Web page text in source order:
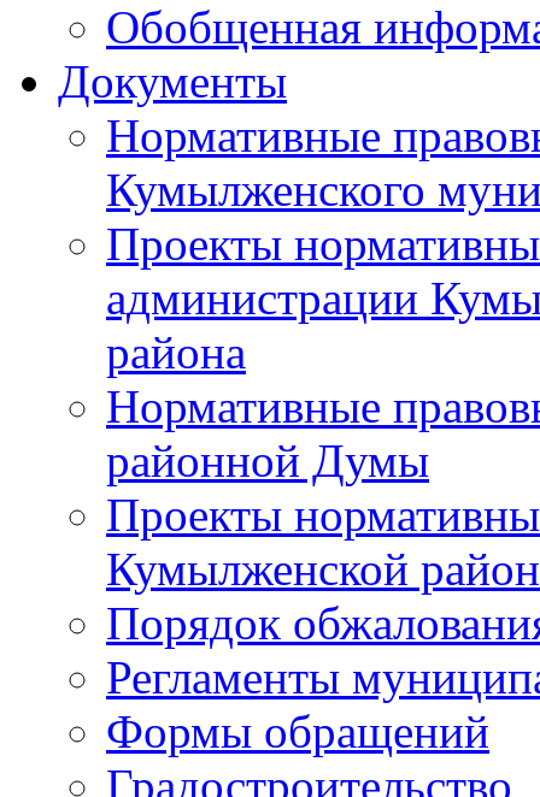
Обобщенная
Документы
Нормативные
Кумылженского
Проекты
администрации
района
Нормативные
районной Думы
Проекты
Кумылженской
Порядок
Регламенты
Формы обращений
Градостроительство